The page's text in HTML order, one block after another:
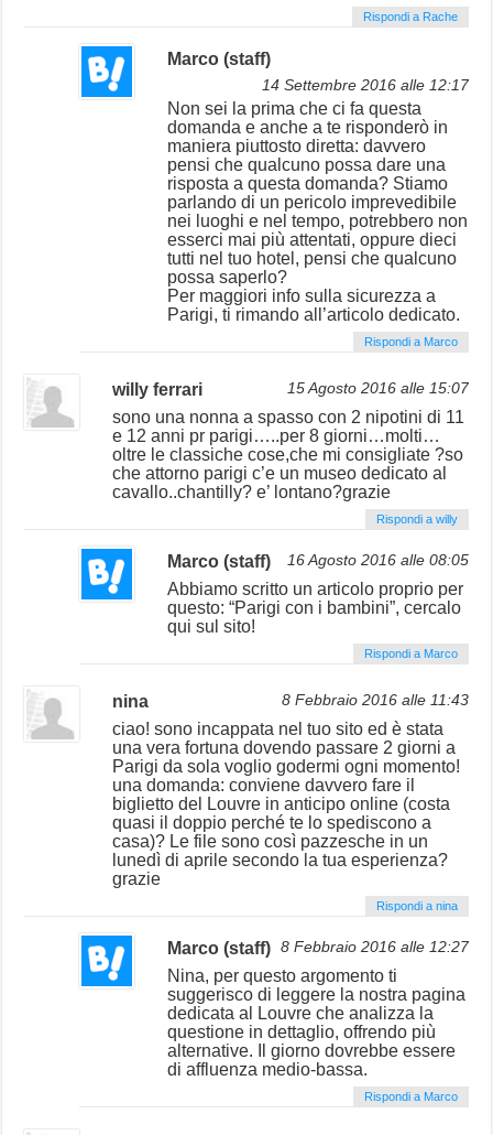
Rispondi a Rache
Marco (staff)
14 Settembre 2016 alle 12:17
Non sei la prima che ci fa questa
domanda e anche a te risponderò in
maniera piuttosto diretta: davvero
pensi che qualcuno possa dare una
risposta a questa domanda? Stiamo
parlando di un pericolo imprevedibile
nei luoghi e nel tempo, potrebbero non
esserci mai più attentati, oppure dieci
tutti nel tuo hotel, pensi che qualcuno
possa saperlo?
Per maggiori info sulla sicurezza a
Parigi, ti rimando all’articolo dedicato.
Rispondi a Marco
willy ferrari 15 Agosto 2016 alle 15:07
sono una nonna a spasso con 2 nipotini di 11
e 12 anni pr parigi…..per 8 giorni…molti…
oltre le classiche cose,che mi consigliate ?so
che attorno parigi c’e un museo dedicato al
cavallo..chantilly? e’ lontano?grazie
Rispondi a willy
Marco (staff) 16 Agosto 2016 alle 08:05
Abbiamo scritto un articolo proprio per
questo: “Parigi con i bambini”, cercalo
qui sul sito!
Rispondi a Marco
nina 8 Febbraio 2016 alle 11:43
ciao! sono incappata nel tuo sito ed è stata
una vera fortuna dovendo passare 2 giorni a
Parigi da sola voglio godermi ogni momento!
una domanda: conviene davvero fare il
biglietto del Louvre in anticipo online (costa
quasi il doppio perché te lo spediscono a
casa)? Le file sono così pazzesche in un
lunedì di aprile secondo la tua esperienza?
grazie
Rispondi a nina
Marco (staff) 8 Febbraio 2016 alle 12:27
Nina, per questo argomento ti
suggerisco di leggere la nostra pagina
dedicata al Louvre che analizza la
questione in dettaglio, offrendo più
alternative. Il giorno dovrebbe essere
di affluenza medio-bassa.
Rispondi a Marco